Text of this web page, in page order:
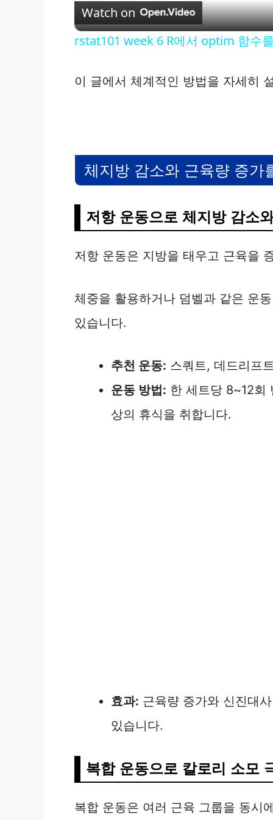
a
d
e
Watch on
rstat101 week 6 R에서 optim 함수
이 글에서 체계적인 방법을 자세히
체지방 감소와 근육량 증가
저항 운동으로 체지방 감소
저항 운동은 지방을 태우고 근육을
체중을 활용하거나 덤벨과 같은 운
있습니다.
추천 운동: 스쿼트, 데드리프
운동 방법: 한 세트당 8~12회
상의 휴식을 취합니다.
효과: 근육량 증가와 신진대
있습니다.
복합 운동으로 칼로리 소모
복합 운동은 여러 근육 그룹을 동시